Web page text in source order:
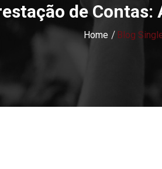
de Contas:
Home Blog